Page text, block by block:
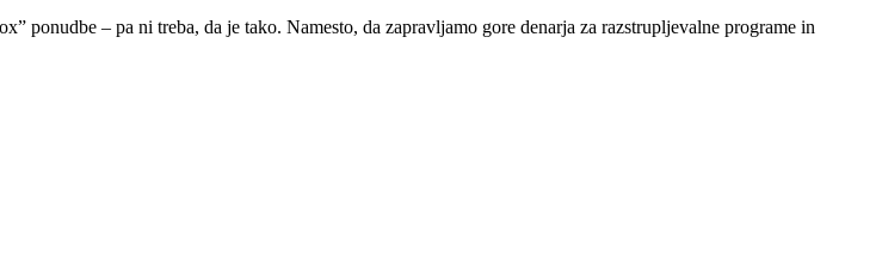
– pa ni treba, da je tako. Namesto, da zapravljamo gore denarja za razstrupljevalne programe in